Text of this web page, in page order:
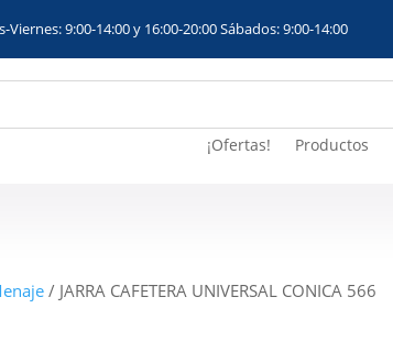
9:00-14:00 y 16:00-20:00 Sábados: 9:00-14:00
¡Ofertas! Productos
/ JARRA CAFETERA UNIVERSAL CONICA 566